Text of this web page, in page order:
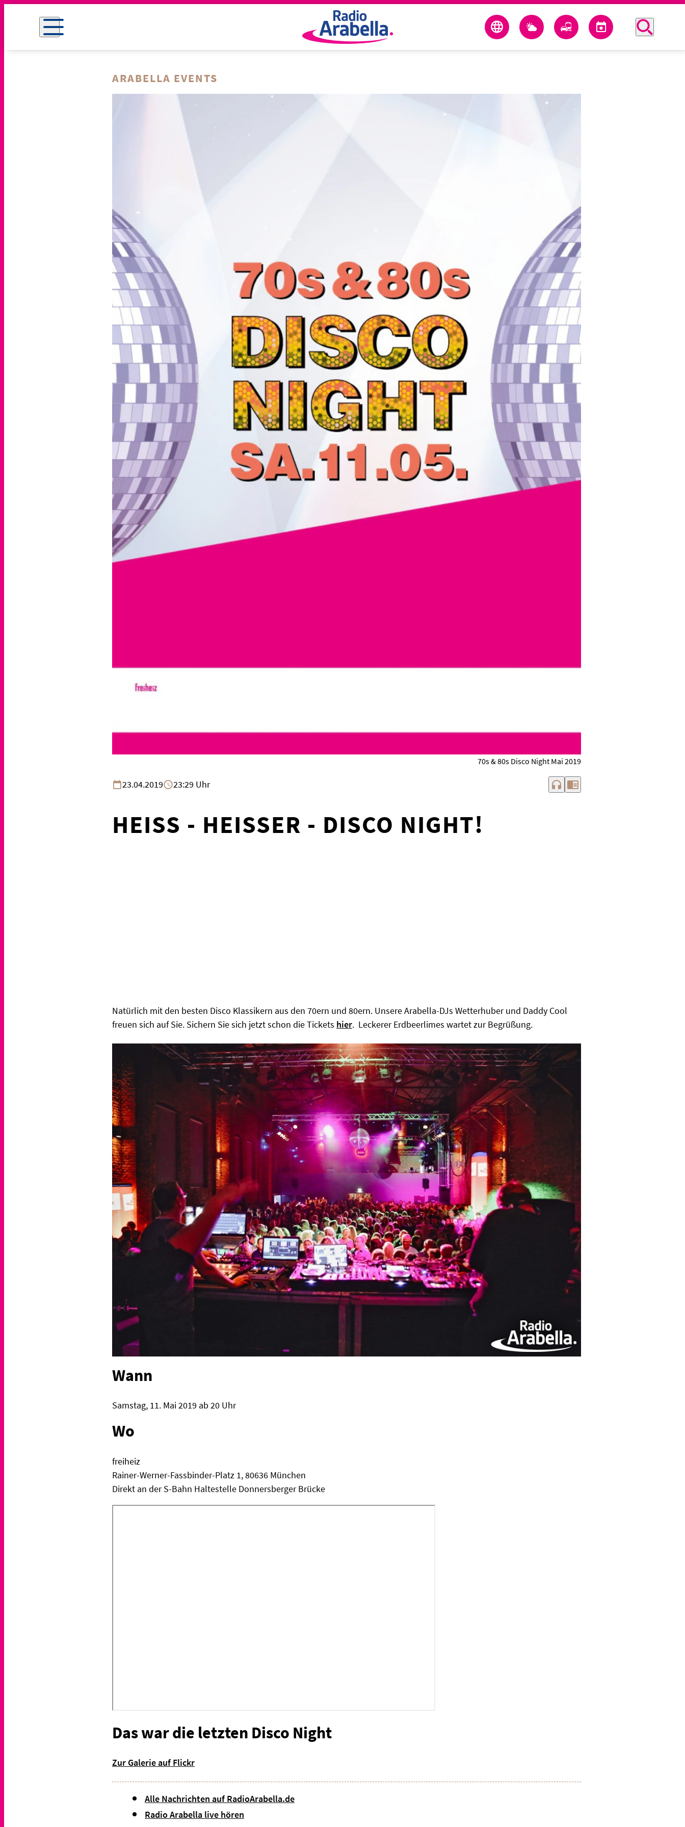
ARABELLA EVENTS
70s & 80s Disco Night Mai 2019
23.04.2019 23:29 Uhr headphones chrome_reader_mode
HEISS - HEISSER - DISCO NIGHT!
Natürlich mit den besten Disco Klassikern aus den 70ern und 80ern. Unsere Arabella-DJs Wetterhuber und Daddy Cool
freuen sich auf Sie. Sichern Sie sich jetzt schon die Tickets hier. Leckerer Erdbeerlimes wartet zur Begrüßung.
Wann
Samstag, 11. Mai 2019 ab 20 Uhr
Wo
freiheiz
Rainer-Werner-Fassbinder-Platz 1, 80636 München
Direkt an der S-Bahn Haltestelle Donnersberger Brücke
Das war die letzten Disco Night
Zur Galerie auf Flickr
Alle Nachrichten auf RadioArabella.de
Radio Arabella live hören